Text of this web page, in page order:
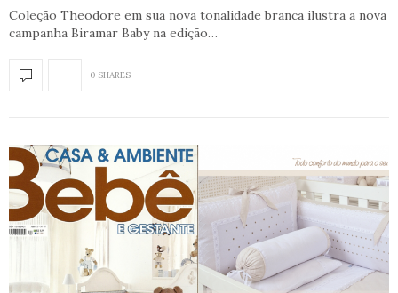
Coleção Theodore em sua nova tonalidade branca ilustra a nova
campanha Biramar Baby na edição…
0 SHARES